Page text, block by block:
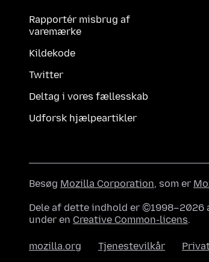
Rapportér misbrug af
varemærke
Kildekode
Twitter
Deltag i vores fællesskab
Udforsk hjælpeartikler
Besøg Mozilla Corporation, som er
Dele af dette indhold er
under en Creative Common-licens.
mozilla.org Tjenestevilkår